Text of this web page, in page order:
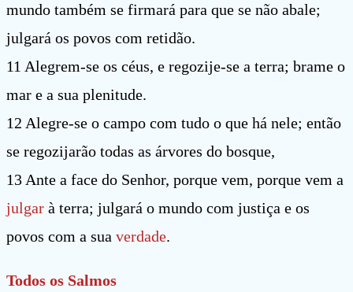
mundo também se firmará para que se não abale;
julgará os povos com retidão.
11 Alegrem-se os céus, e regozije-se a terra; brame o
mar e a sua plenitude.
12 Alegre-se o campo com tudo o que há nele; então
se regozijarão todas as árvores do bosque,
13 Ante a face do Senhor, porque vem, porque vem a
julgar à terra; julgará o mundo com justiça e os
povos com a sua verdade.
Todos os Salmos